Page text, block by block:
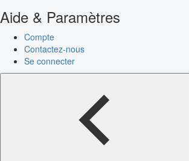
Aide & Paramètres
Compte
Contactez-nous
Se connecter